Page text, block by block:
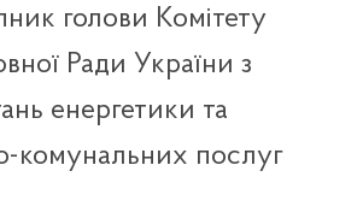
голови Комітету
Ради України з
енергетики та
комунальних послуг